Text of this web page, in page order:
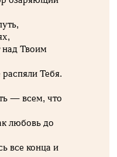
над Твоим
Тебя.
— всем, что
любовь до
все конца и